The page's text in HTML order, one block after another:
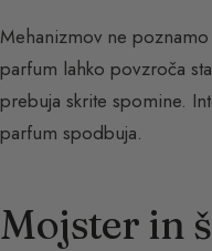
Mehanizmov ne
parfum lahko povzroča
prebuja skrite spomine.
parfum spodbuja.
Mojster in